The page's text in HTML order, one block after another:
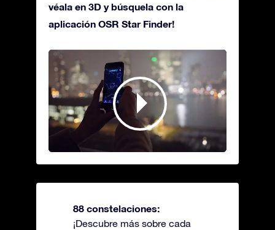
véala en 3D y búsquela con la
aplicación OSR Star Finder!
88 constelaciones:
¡Descubre más sobre cada